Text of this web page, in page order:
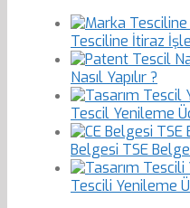
Tesciline İtiraz
Nasıl Yapılır ?
Tescil Yenileme
Belgesi TSE
Tescili Yenileme